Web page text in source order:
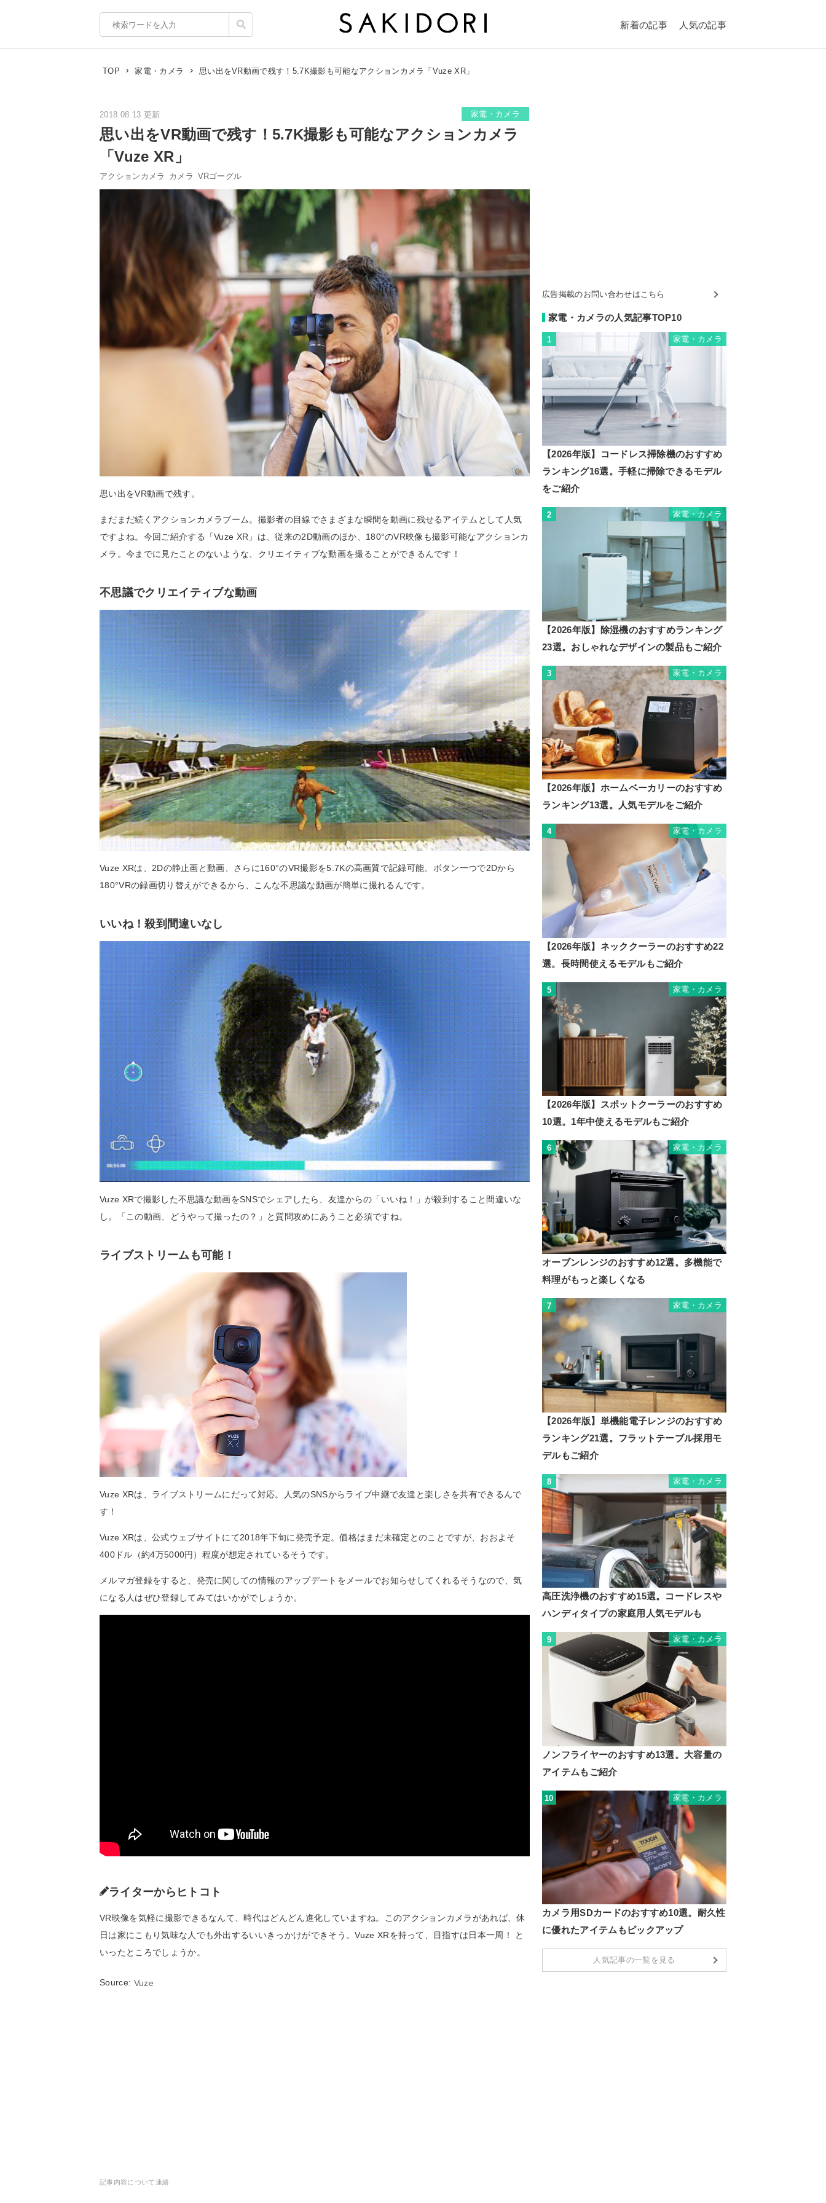
新着の記事 人気の記事
TOP 家電・カメラ 思い出をVR動画で残す！5.7K撮影も可能なアクションカメラ「Vuze XR」
2018.08.13 更新 家電・カメラ
思い出をVR動画で残す！5.7K撮影も可能なアクションカメラ
「Vuze XR」
アクションカメラ カメラ VRゴーグル
思い出をVR動画で残す。
まだまだ続くアクションカメラブーム。撮影者の目線でさまざまな瞬間を動画に残せるアイテムとして人気
ですよね。今回ご紹介する「Vuze XR」は、従来の2D動画のほか、180°のVR映像も撮影可能なアクションカ
メラ。今までに見たことのないような、クリエイティブな動画を撮ることができるんです！
不思議でクリエイティブな動画
Vuze XRは、2Dの静止画と動画、さらに160°のVR撮影を5.7Kの高画質で記録可能。ボタン一つで2Dから
180°VRの録画切り替えができるから、こんな不思議な動画が簡単に撮れるんです。
いいね！殺到間違いなし
Vuze XRで撮影した不思議な動画をSNSでシェアしたら、友達からの「いいね！」が殺到すること間違いな
し。「この動画、どうやって撮ったの？」と質問攻めにあうこと必須ですね。
ライブストリームも可能！
Vuze XRは、ライブストリームにだって対応。人気のSNSからライブ中継で友達と楽しさを共有できるんで
す！
Vuze XRは、公式ウェブサイトにて2018年下旬に発売予定。価格はまだ未確定とのことですが、おおよそ
400ドル（約4万5000円）程度が想定されているそうです。
メルマガ登録をすると、発売に関しての情報のアップデートをメールでお知らせしてくれるそうなので、気
になる人はぜひ登録してみてはいかがでしょうか。
ライターからヒトコト
VR映像を気軽に撮影できるなんて、時代はどんどん進化していますね。このアクションカメラがあれば、休
日は家にこもり気味な人でも外出するいいきっかけができそう。Vuze XRを持って、目指すは日本一周！ と
いったところでしょうか。
Source: Vuze
記事内容について連絡
広告掲載のお問い合わせはこちら
家電・カメラの人気記事TOP10
1 家電・カメラ
【2026年版】コードレス掃除機のおすすめ
ランキング16選。手軽に掃除できるモデル
をご紹介
2 家電・カメラ
【2026年版】除湿機のおすすめランキング
23選。おしゃれなデザインの製品もご紹介
3 家電・カメラ
【2026年版】ホームベーカリーのおすすめ
ランキング13選。人気モデルをご紹介
4 家電・カメラ
【2026年版】ネッククーラーのおすすめ22
選。長時間使えるモデルもご紹介
5 家電・カメラ
【2026年版】スポットクーラーのおすすめ
10選。1年中使えるモデルもご紹介
6 家電・カメラ
オーブンレンジのおすすめ12選。多機能で
料理がもっと楽しくなる
7 家電・カメラ
【2026年版】単機能電子レンジのおすすめ
ランキング21選。フラットテーブル採用モ
デルもご紹介
8 家電・カメラ
高圧洗浄機のおすすめ15選。コードレスや
ハンディタイプの家庭用人気モデルも
9 家電・カメラ
ノンフライヤーのおすすめ13選。大容量の
アイテムもご紹介
10 家電・カメラ
カメラ用SDカードのおすすめ10選。耐久性
に優れたアイテムもピックアップ
人気記事の一覧を見る